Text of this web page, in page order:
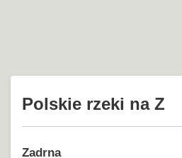
Polskie rzeki na Z
Zadrna